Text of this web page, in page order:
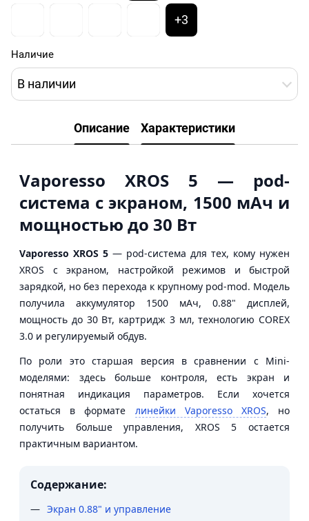
+3
Наличие
В наличии
Описание Характеристики
Vaporesso XROS 5 — pod-
система с экраном, 1500 мАч и
мощностью до 30 Вт
Vaporesso XROS 5 — pod-система для тех, кому нужен
XROS с экраном, настройкой режимов и быстрой
зарядкой, но без перехода к крупному pod-mod. Модель
получила аккумулятор 1500 мАч, 0.88" дисплей,
мощность до 30 Вт, картридж 3 мл, технологию COREX
3.0 и регулируемый обдув.
По роли это старшая версия в сравнении с Mini-
моделями: здесь больше контроля, есть экран и
понятная индикация параметров. Если хочется
остаться в формате линейки Vaporesso XROS, но
получить больше управления, XROS 5 остается
практичным вариантом.
Содержание:
Экран 0.88" и управление